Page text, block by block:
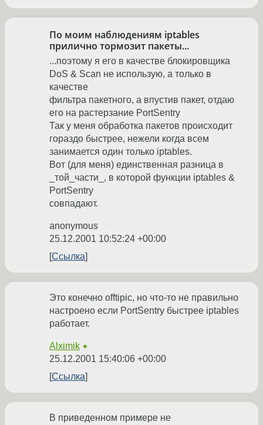
По моим наблюдениям iptables
прилично тормозит пакеты...
...поэтому я его в качестве блокировщика
DoS & Scan не использую, а только в
качестве
фильтра пакетного, а впустив пакет, отдаю
его на растерзание PortSentry
Так у меня обработка пакетов происходит
гораздо быстрее, нежели когда всем
занимается один только iptables.
Вот (для меня) единственная разница в
_той_части_, в которой функции iptables &
PortSentry
совпадают.
anonymous
25.12.2001 10:52:24 +00:00
Ссылка
Это конечно offtipic, но что-то не правильно
настроено если PortSentry быстрее iptables
работает.
Alximik ★
25.12.2001 15:40:06 +00:00
Ссылка
В приведенном примере не